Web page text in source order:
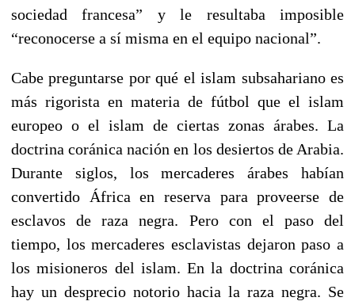
sociedad francesa” y le resultaba imposible
“reconocerse a sí misma en el equipo nacional”.
Cabe preguntarse por qué el islam subsahariano es
más rigorista en materia de fútbol que el islam
europeo o el islam de ciertas zonas árabes. La
doctrina coránica nación en los desiertos de Arabia.
Durante siglos, los mercaderes árabes habían
convertido África en reserva para proveerse de
esclavos de raza negra. Pero con el paso del
tiempo, los mercaderes esclavistas dejaron paso a
los misioneros del islam. En la doctrina coránica
hay un desprecio notorio hacia la raza negra. Se